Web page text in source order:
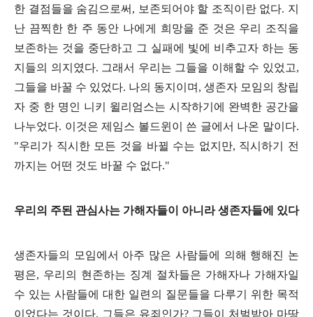
한 결점들을 숨김으로써 , 보존되어야 할 조직이란 없다. 지
난 끔찍한 한 주 동안 나에게 희망을 준 것은 우리 조직을
보존하는 것을 중단하고 그 실패에 빛에 비추고자 하는 동
지들의 의지였다. 그래서 우리는 그들을 이해할 수 있었고,
그들을 바꿀 수 있었다. 나의 동지이며 , 생존자 모임의 창립
자 중 한 명인 니키 윌리엄스는 시작하기에 완벽한 공간을
나누었다. 이것은 제임스 볼드윈이 쓴 글에서 나온 말이다.
"우리가 직시한 모든 것을 바뀔 수는 없지만, 직시하기 전
까지는 어떤 것도 바꿀 수 없다."
우리의 주된 관심사는 가해자들이 아니라 생존자들에 있다
생존자들의 모임에서 아주 많은 사람들에 의해 행해진 논
평은, 우리의 현존하는 징계 절차들은 가해자나 가해자일
수 있는 사람들에 대한 일련의 질문들을 다루기 위한 목적
이었다는 것이다. 그들은 유죄인가? 그들이 처벌받아 마땅